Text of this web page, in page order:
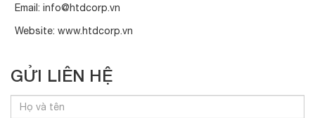
Email: info@htdcorp.vn
Website: www.htdcorp.vn
GỬI LIÊN HỆ